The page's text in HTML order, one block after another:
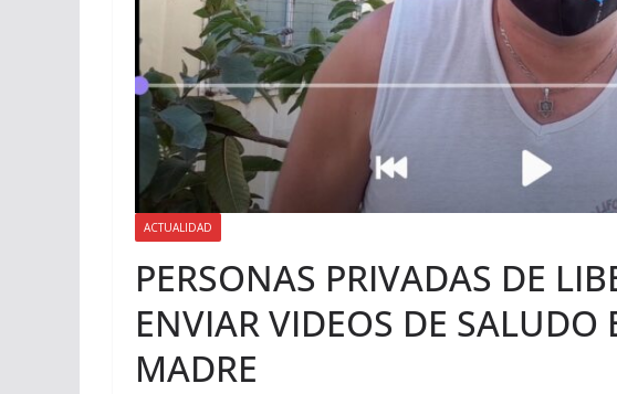
ACTUALIDAD
PERSONAS PRIVADAS DE
ENVIAR VIDEOS DE SALUDO
MADRE